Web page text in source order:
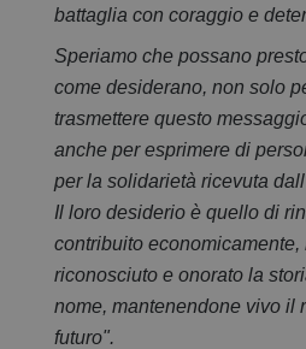
battaglia con coraggio e
Speriamo che possano
come desiderano, non solo
trasmettere questo
anche per esprimere di
per la solidarietà ricevuta
Il loro desiderio è quello di
contribuito economicamente,
riconosciuto e onorato la
nome, mantenendone vivo il
futuro".